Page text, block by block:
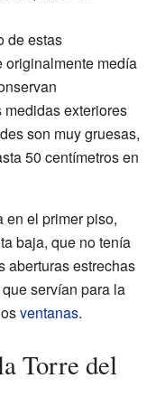
de estas
originalmente medía
exteriores
son muy gruesas,
50 centímetros en
en el primer piso,
baja, que no tenía
aberturas estrechas
servían para la
ventanas.
Torre del